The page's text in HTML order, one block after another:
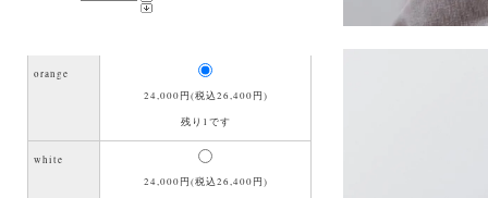
orange
24,000円(税込26,400円)
残り1です
white
24,000円(税込26,400円)